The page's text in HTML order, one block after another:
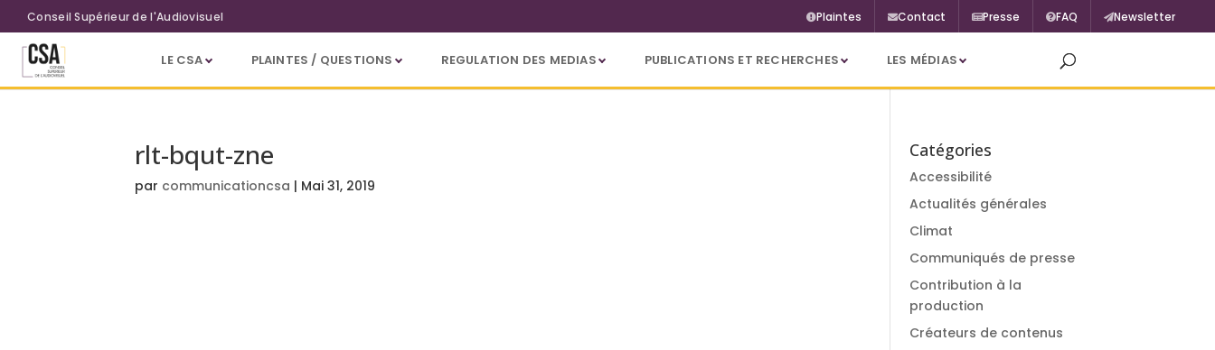
Aller au contenu principal
Conseil Supérieur de l'Audiovisuel Plaintes Contact Presse FAQ Newsletter
LE CSA PLAINTES / QUESTIONS REGULATION DES MEDIAS PUBLICATIONS ET RECHERCHES LES MÉDIAS
rlt-bqut-zne
par communicationcsa | Mai 31, 2019
Catégories
Accessibilité
Actualités générales
Climat
Communiqués de presse
Contribution à la
production
Créateurs de contenus